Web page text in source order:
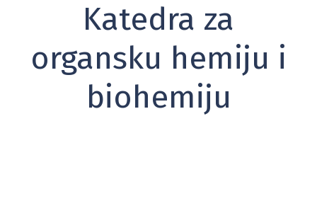
Katedra za
organsku hemiju i
biohemiju